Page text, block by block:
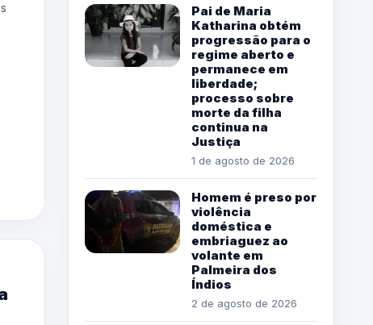
Pai de Maria
Katharina obtém
progressão para o
regime aberto e
permanece em
liberdade;
processo sobre
morte da filha
continua na
Justiça
1 de agosto de 2026
Homem é preso por
violência
doméstica e
embriaguez ao
volante em
Palmeira dos
Índios
2 de agosto de 2026